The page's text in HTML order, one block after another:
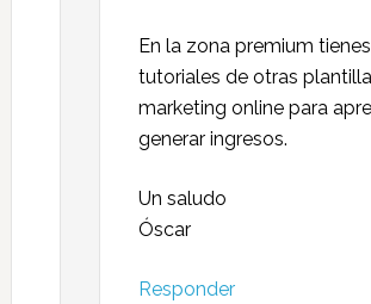
En la zona premium
tutoriales de otras
marketing online para
generar ingresos.
Un saludo
Óscar
Responder